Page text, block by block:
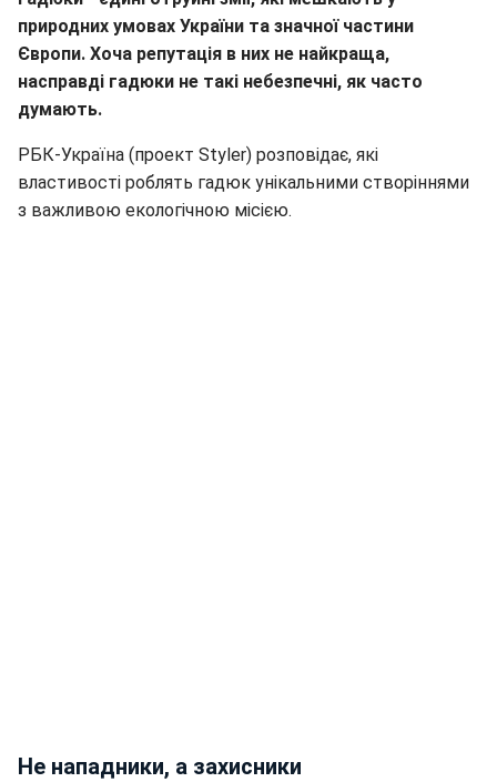
природних умовах України та значної частини
Європи. Хоча репутація в них не найкраща,
насправді гадюки не такі небезпечні, як часто
думають.
РБК-Україна (проект Styler) розповідає, які
властивості роблять гадюк унікальними створіннями
з важливою екологічною місією.
Не нападники, а захисники